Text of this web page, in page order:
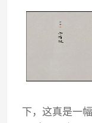
下，这真是一